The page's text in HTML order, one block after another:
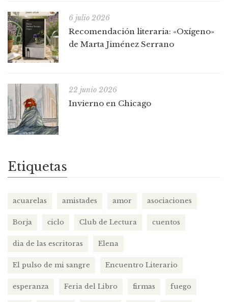
6 julio 2026
Recomendación literaria: «Oxígeno»
de Marta Jiménez Serrano
22 junio 2026
Invierno en Chicago
Etiquetas
acuarelas amistades amor asociaciones
Borja ciclo Club de Lectura cuentos
dia de las escritoras Elena
El pulso de mi sangre Encuentro Literario
esperanza Feria del Libro firmas fuego